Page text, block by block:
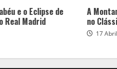
e o Eclipse de
Real Madrid
A
no
17